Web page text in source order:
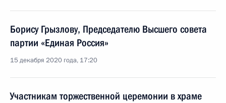
Борису Грызлову, Председателю Высшего совета
партии «Единая Россия»
15 декабря 2020 года, 17:20
Участникам торжественной церемонии в храме